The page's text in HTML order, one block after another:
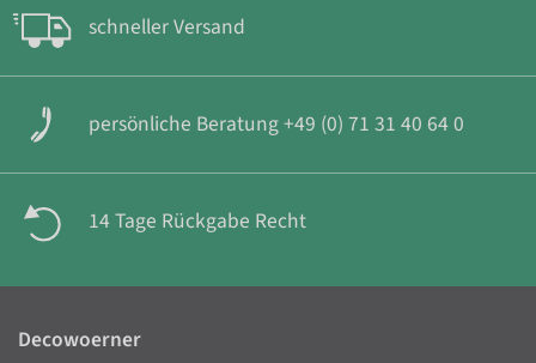
schneller Versand
persönliche Beratung +49 (0) 71 31 40 64 0
14 Tage Rückgabe Recht
Decowoerner